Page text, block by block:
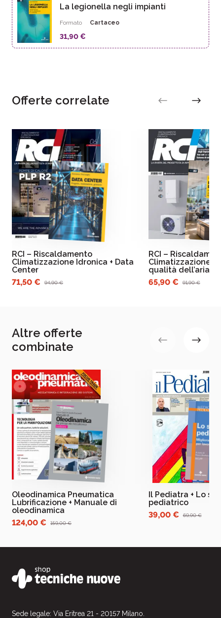
La legionella negli impianti
Formato Cartaceo
31,90 €
Offerte correlate
RCI – Riscaldamento
Climatizzazione Idronica + Data
Center
71,50 €
94,90 €
RCI –
Climatizzazione
qualità dell’aria
65,90 €
91,90 €
Altre offerte
combinate
Oleodinamica Pneumatica
Lubrificazione + Manuale di
oleodinamica
124,00 €
159,00 €
Il Pediatra + Lo
pediatrico
39,00 €
69,90 €
Sede legale: Via Eritrea 21 - 20157 Milano.